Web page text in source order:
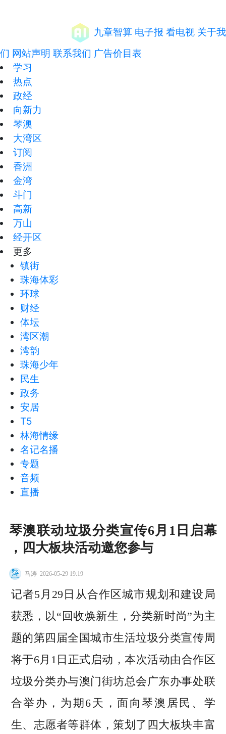
九章智算 电子报 看电视 关于我
们 网站声明 联系我们 广告价目表
学习
热点
政经
向新力
琴澳
大湾区
订阅
香洲
金湾
斗门
高新
万山
经开区
更多
镇街
珠海体彩
环球
财经
体坛
湾区潮
湾韵
珠海少年
民生
政务
安居
T5
林海情缘
名记名播
专题
音频
直播
琴澳联动垃圾分类宣传6月1日启幕
，四大板块活动邀您参与
马涛 2026-05-29 19:19
记者5月29日从合作区城市规划和建设局
获悉，以“回收焕新生，分类新时尚”为主
题的第四届全国城市生活垃圾分类宣传周
将于6月1日正式启动，本次活动由合作区
垃圾分类办与澳门街坊总会广东办事处联
合举办，为期6天，面向琴澳居民、学
生、志愿者等群体，策划了四大板块丰富